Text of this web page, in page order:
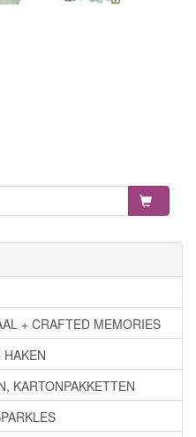
+ CRAFTED MEMORIES
KARTONPAKKETTEN